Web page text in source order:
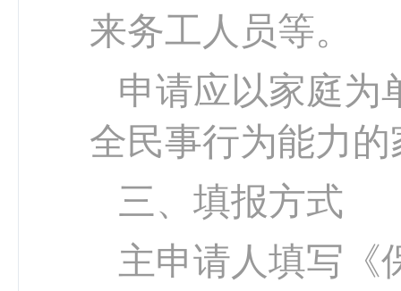
来务工人员等。
申请应以家庭为
全民事行为能力
三、填报方式
主申请人填写《